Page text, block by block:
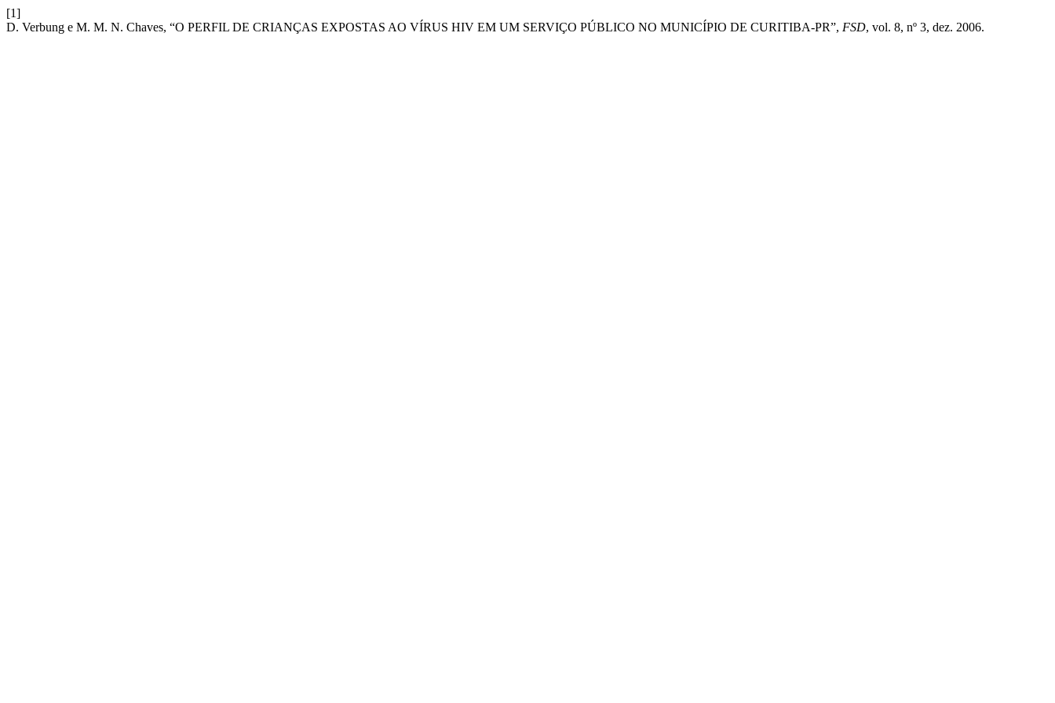
[1]
D. Verbung e M. M. N. Chaves, “O PERFIL DE CRIANÇAS EXPOSTAS AO VÍRUS HIV EM UM SERVIÇO PÚBLICO NO MUNICÍPIO DE CURITIBA-PR”, FSD, vol. 8, nº 3, dez. 2006.